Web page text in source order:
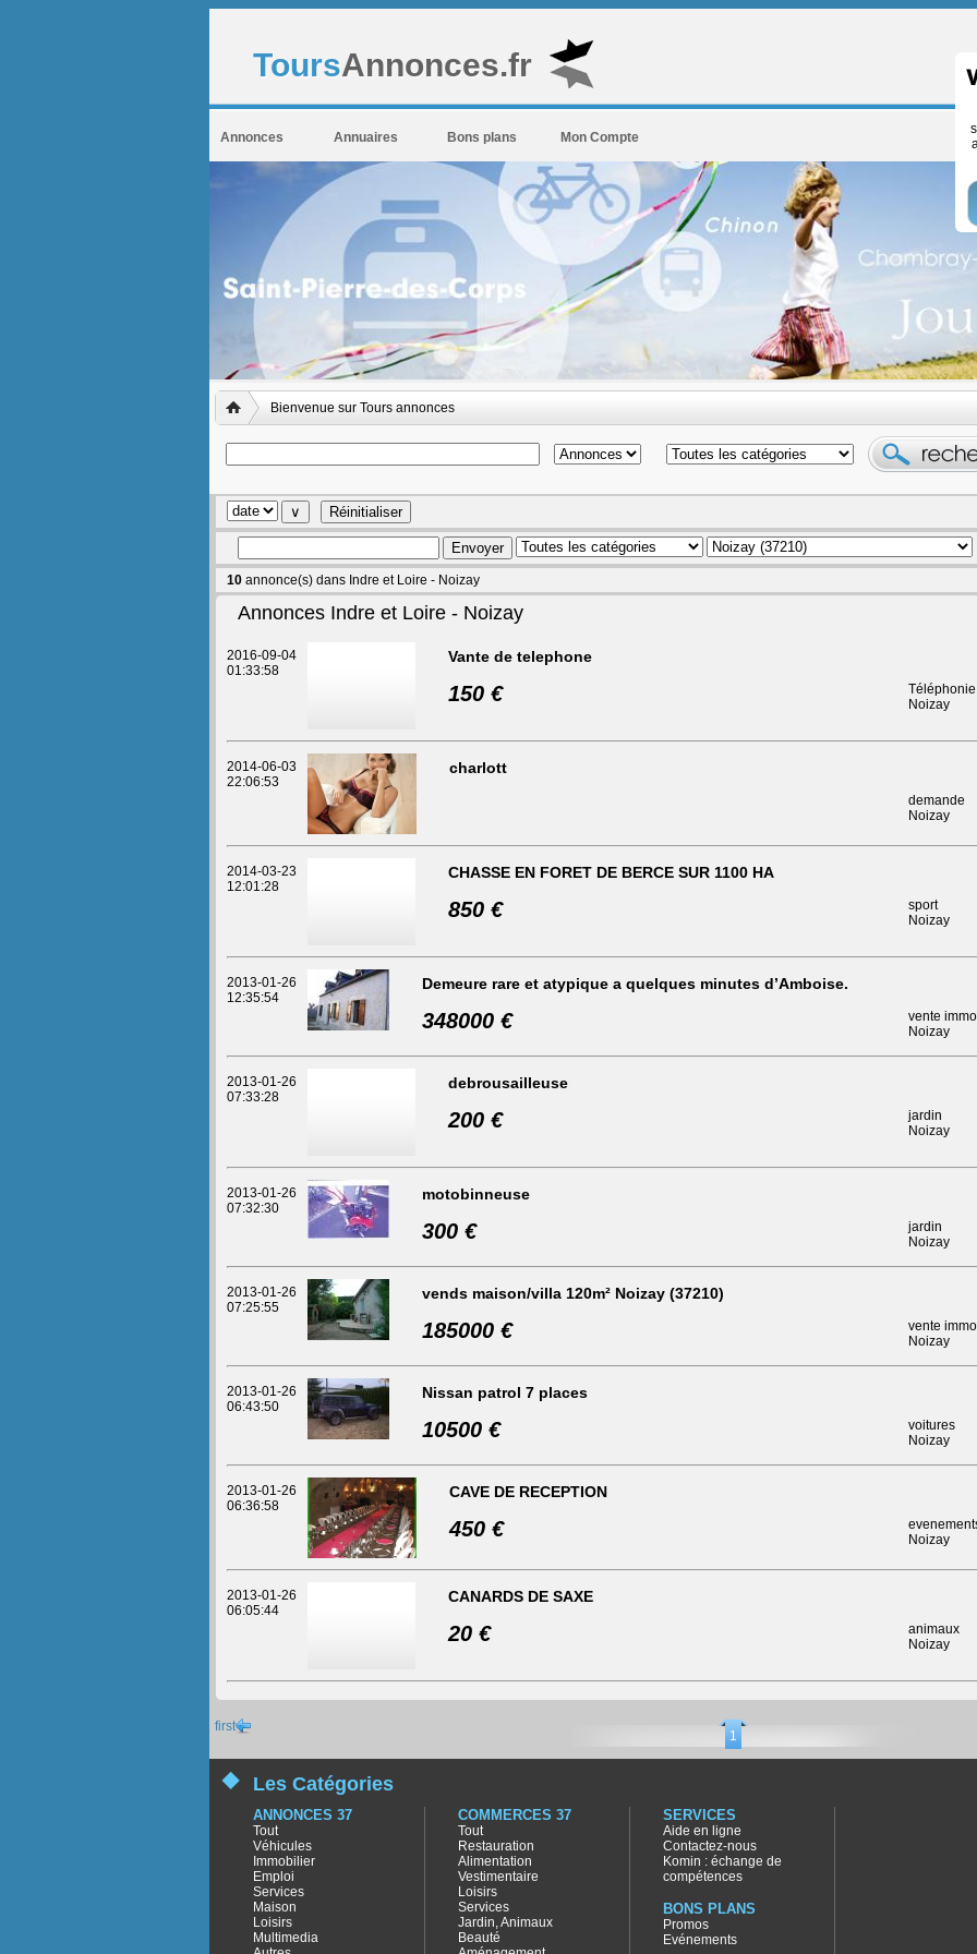
ToursAnnonces.fr
Annonces Annuaires Bons plans Mon Compte
Bienvenue sur Tours annonces
10 annonce(s) dans Indre et Loire - Noizay
Annonces Indre et Loire - Noizay
2016-09-04
01:33:58
Vante de telephone
150 €
Téléphonie
Noizay
2014-06-03
22:06:53
charlott
demande
Noizay
2014-03-23
12:01:28
CHASSE EN FORET DE BERCE SUR 1100 HA
850 €
sport
Noizay
2013-01-26
12:35:54
Demeure rare et atypique a quelques minutes d’Amboise.
348000 €
vente
Noizay
2013-01-26
07:33:28
debrousailleuse
200 €
jardin
Noizay
2013-01-26
07:32:30
motobinneuse
300 €
jardin
Noizay
2013-01-26
07:25:55
vends maison/villa 120m² Noizay (37210)
185000 €
vente
Noizay
2013-01-26
06:43:50
Nissan patrol 7 places
10500 €
voitures
Noizay
2013-01-26
06:36:58
CAVE DE RECEPTION
450 €
Noizay
2013-01-26
06:05:44
CANARDS DE SAXE
20 €
animaux
Noizay
first
1
Les Catégories
ANNONCES 37
Tout
Véhicules
Immobilier
Emploi
Services
Maison
Loisirs
Multimedia
COMMERCES 37
Tout
Restauration
Alimentation
Vestimentaire
Loisirs
Services
Jardin, Animaux
Beauté
SERVICES
Aide en ligne
Contactez-nous
Komin : échange de
compétences
BONS PLANS
Promos
Evénements